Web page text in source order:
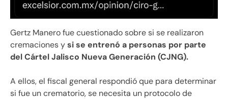
Gertz Manero fue cuestionado sobre si se realizaron
cremaciones ysi se entrenó a personas por parte
del Cártel Jalisco Nueva Generación (CJNG).
A ellos, el fiscal general respondió que para determinar
si fue un crematorio, se necesita un protocolo de